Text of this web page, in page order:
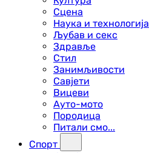
Сцена
Наука и технологија
Љубав и секс
Здравље
Стил
Занимљивости
Савјети
Вицеви
Ауто-мото
Породица
Питали смо...
Спорт